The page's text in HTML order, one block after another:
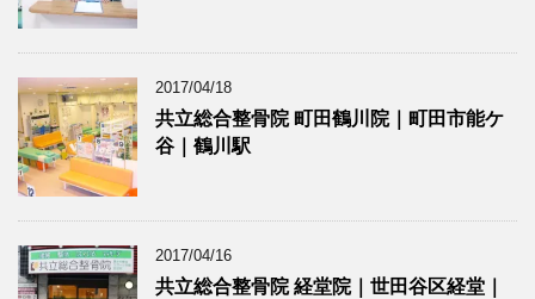
2017/04/18
共立総合整骨院 町田鶴川院｜町田市能ケ
谷｜鶴川駅
2017/04/16
共立総合整骨院 経堂院｜世田谷区経堂｜